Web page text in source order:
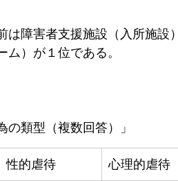
障害者支援施設（入所施設
）が１位である。
の類型（複数回答）」
性的虐待 心理的虐待